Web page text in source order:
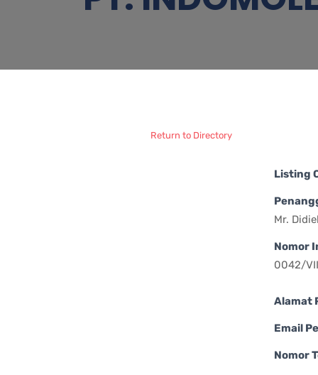
Return to Directory
Listing
Mr.
Nomor
0042/
Alamat
Email
Nomor